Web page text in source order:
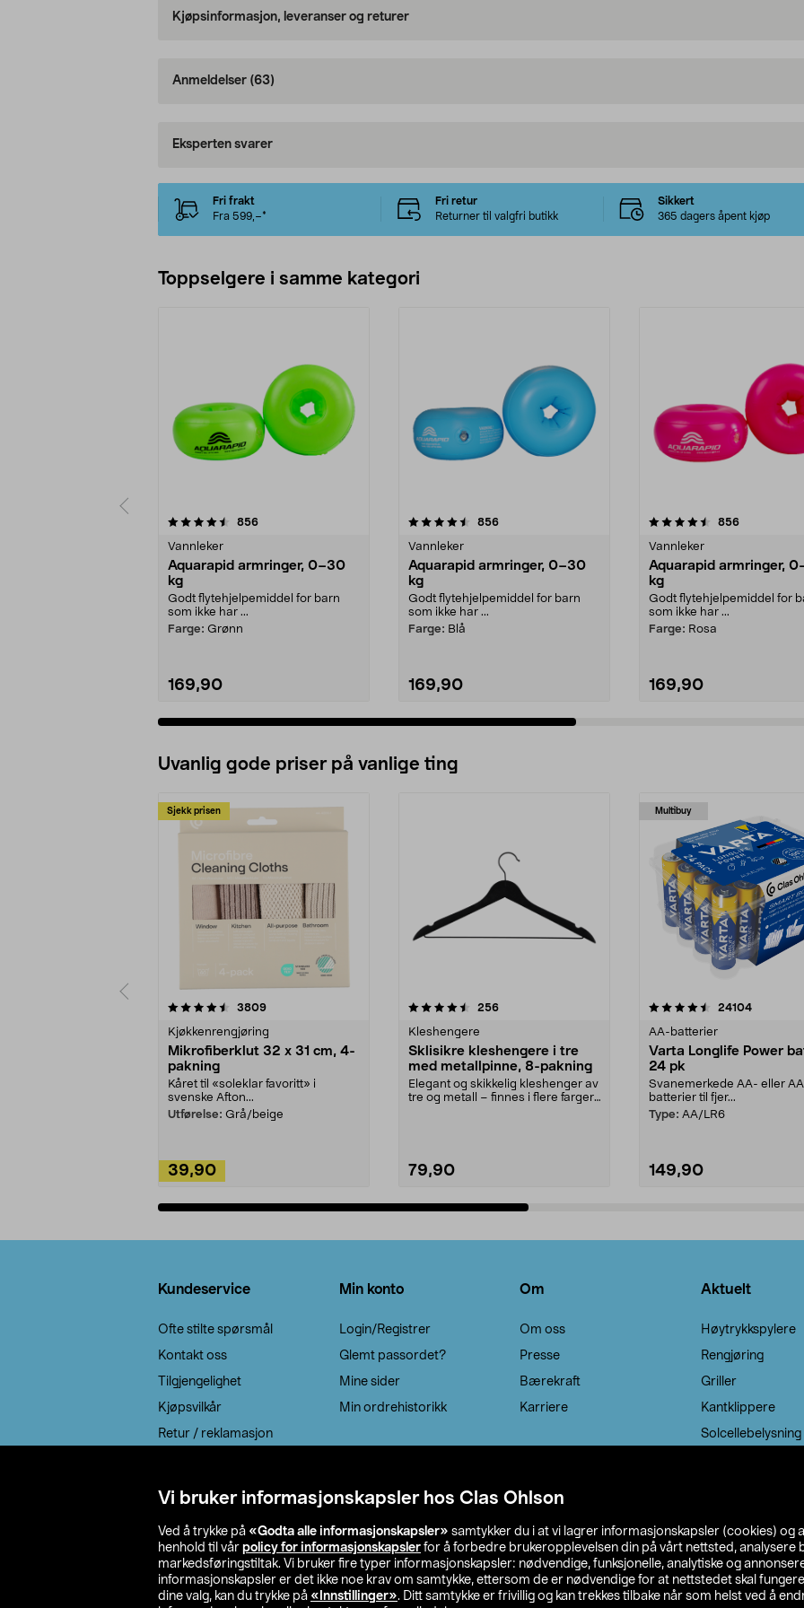
Vi bruker informasjonskapsler hos Clas Ohlson
Ved å trykke på «Godta alle informasjonskapsler» samtykker du i at vi lagrer informasjonskapsler (cookies) og
henhold til vår policy for informasjonskapsler for å forbedre brukeropplevelsen din på vårt nettsted, analysere
markedsføringstiltak. Vi bruker fire typer informasjonskapsler: nødvendige, funksjonelle, analytiske og
informasjonskapsler er det ikke noe krav om samtykke, ettersom de er nødvendige for at nettstedet skal
dine valg, kan du trykke på «Innstillinger». Ditt samtykke er frivillig og kan trekkes tilbake når som helst ved å
Kjøpsinformasjon, leveranser og returer
Anmeldelser (63)
Eksperten svarer
Fri frakt
Fra 599,–*
Fri retur
Returner til valgfri butikk
Sikkert
365 dagers åpent kjøp
Toppselgere i samme kategori
856anmeldelser
Vannleker
Aquarapid armringer, 0–30
kg
Godt flytehjelpemiddel for barn
som ikke har ...
Farge: Grønn
169,90
4.5 av 5 stjerner 856anmeldelser
Vannleker
Aquarapid armringer, 0–30
kg
Godt flytehjelpemiddel for barn
som ikke har ...
Farge: Blå
169,90
4.5 av 5 stjerner 856anmeldelser
Vannleker
Aquarapid armringer,
kg
Godt flytehjelpemiddel for
som ikke har ...
Farge: Rosa
169,90
3.5 av 5 stjerner
Uvanlig gode priser på vanlige ting
Sjekk prisen
3809anmeldelser
Kjøkkenrengjøring
Mikrofiberklut 32 x 31 cm, 4-
pakning
Kåret til «soleklar favoritt» i
svenske Afton...
Utførelse: Grå/beige
39,90
4.5av 5 stjerner 256anmeldelser
Kleshengere
Sklisikre kleshengere i tre
med metallpinne, 8-pakning
Elegant og skikkelig kleshenger av
tre og metall – finnes i flere farger.
79,90
Multibuy
4.5av 5 stjerner 24104
AA-batterier
Varta Longlife Power
24 pk
Svanemerkede AA- eller
batterier til fjer...
Type: AA/LR6
149,90
4.5av 5 stjerner
Kundeservice
Ofte stilte spørsmål
Kontakt oss
Tilgjengelighet
Kjøpsvilkår
Retur / reklamasjon
Min konto
Login/Registrer
Glemt passordet?
Mine sider
Min ordrehistorikk
Om
Om oss
Presse
Bærekraft
Karriere
Aktuelt
Høytrykkspylere
Rengjøring
Griller
Kantklippere
Solcellebelysning